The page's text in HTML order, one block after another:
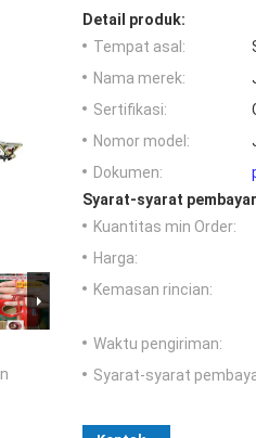
Detail produk:
Tempat asal:
Nama merek:
Sertifikasi:
Nomor model:
Dokumen:
Syarat-syarat
Kuantitas min Order:
Harga:
Kemasan rincian:
Waktu pengiriman:
Syarat-syarat